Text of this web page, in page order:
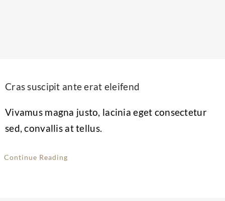
Cras suscipit ante erat eleifend
Vivamus magna justo, lacinia eget consectetur
sed, convallis at tellus.
Continue Reading